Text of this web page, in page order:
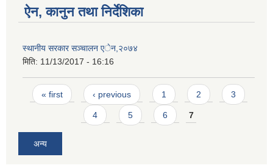
ऐन, कानुन तथा निर्देशिका
स्थानीय सरकार सञ्चालन एेन,२०७४
मिति: 11/13/2017 - 16:16
Pages
« first ‹ previous 1 2 3
4 5 6 7
अन्य